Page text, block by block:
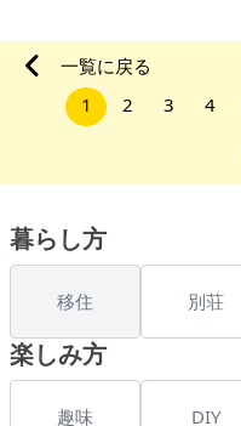
一覧に戻る
1
2 3 4
暮らし方
移住 別荘
楽しみ方
趣味 DIY